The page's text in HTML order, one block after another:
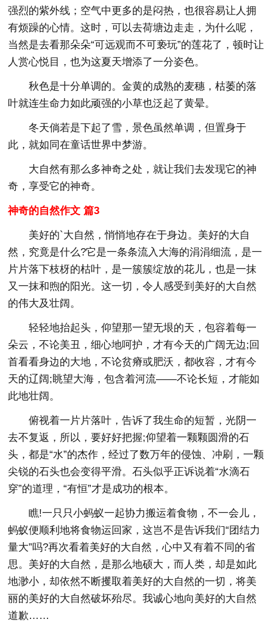
强烈的紫外线；空气中更多的是闷热，也很容易让人拥
有烦躁的心情。这时，可以去荷塘边走走，为什么呢，
当然是去看那朵朵“可远观而不可亵玩”的莲花了，顿时让
人赏心悦目，也为这夏天增添了一分姿色。
秋色是十分单调的。金黄的成熟的麦穗，枯萎的落
叶就连生命力如此顽强的小草也泛起了黄晕。
冬天倘若是下起了雪，景色虽然单调，但置身于
此，就如同在童话世界中梦游。
大自然有那么多神奇之处，就让我们去发现它的神
奇，享受它的神奇。
神奇的自然作文 篇3
美好的`大自然，悄悄地存在于身边。美好的大自
然，究竟是什么?它是一条条流入大海的涓涓细流，是一
片片落下枝枒的枯叶，是一簇簇绽放的花儿，也是一抹
又一抹和煦的阳光。这一切，令人感受到美好的大自然
的伟大及壮阔。
轻轻地抬起头，仰望那一望无垠的天，包容着每一
朵云，不论美丑，细心地呵护，才有今天的广阔无边;回
首看看身边的大地，不论贫瘠或肥沃，都收容，才有今
天的辽阔;眺望大海，包含着河流——不论长短，才能如
此地壮阔。
俯视着一片片落叶，告诉了我生命的短暂，光阴一
去不复返，所以，要好好把握;仰望着一颗颗圆滑的石
头，都是“水”的杰作，经过了数万年的侵蚀、冲刷，一颗
尖锐的石头也会变得平滑。石头似乎正诉说着“水滴石
穿”的道理，“有恒”才是成功的根本。
瞧!一只只小蚂蚁一起协力搬运着食物，不一会儿，
蚂蚁便顺利地将食物运回家，这岂不是告诉我们“团结力
量大”吗?再次看着美好的大自然，心中又有着不同的省
思。美好的大自然，是那么地硕大，而人类，却是如此
地渺小，却依然不断攫取着美好的大自然的一切，将美
丽的美好的大自然破坏殆尽。我诚心地向美好的大自然
道歉……